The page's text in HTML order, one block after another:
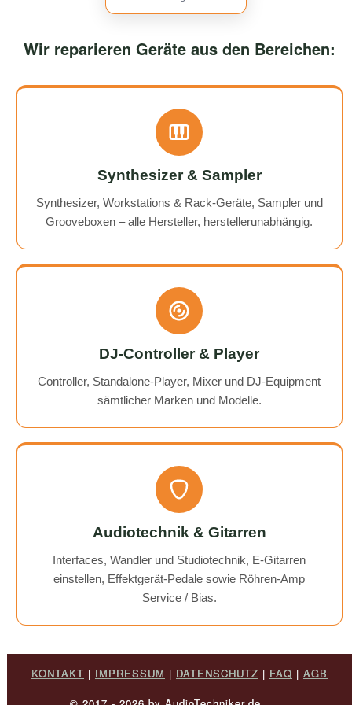
Wir reparieren Geräte aus den Bereichen:
Synthesizer & Sampler
Synthesizer, Workstations & Rack-Geräte, Sampler und
Grooveboxen – alle Hersteller, herstellerunabhängig.
DJ-Controller & Player
Controller, Standalone-Player, Mixer und DJ-Equipment
sämtlicher Marken und Modelle.
Audiotechnik & Gitarren
Interfaces, Wandler und Studiotechnik, E-Gitarren
einstellen, Effektgerät-Pedale sowie Röhren-Amp
Service / Bias.
KONTAKT | IMPRESSUM | DATENSCHUTZ | FAQ | AGB